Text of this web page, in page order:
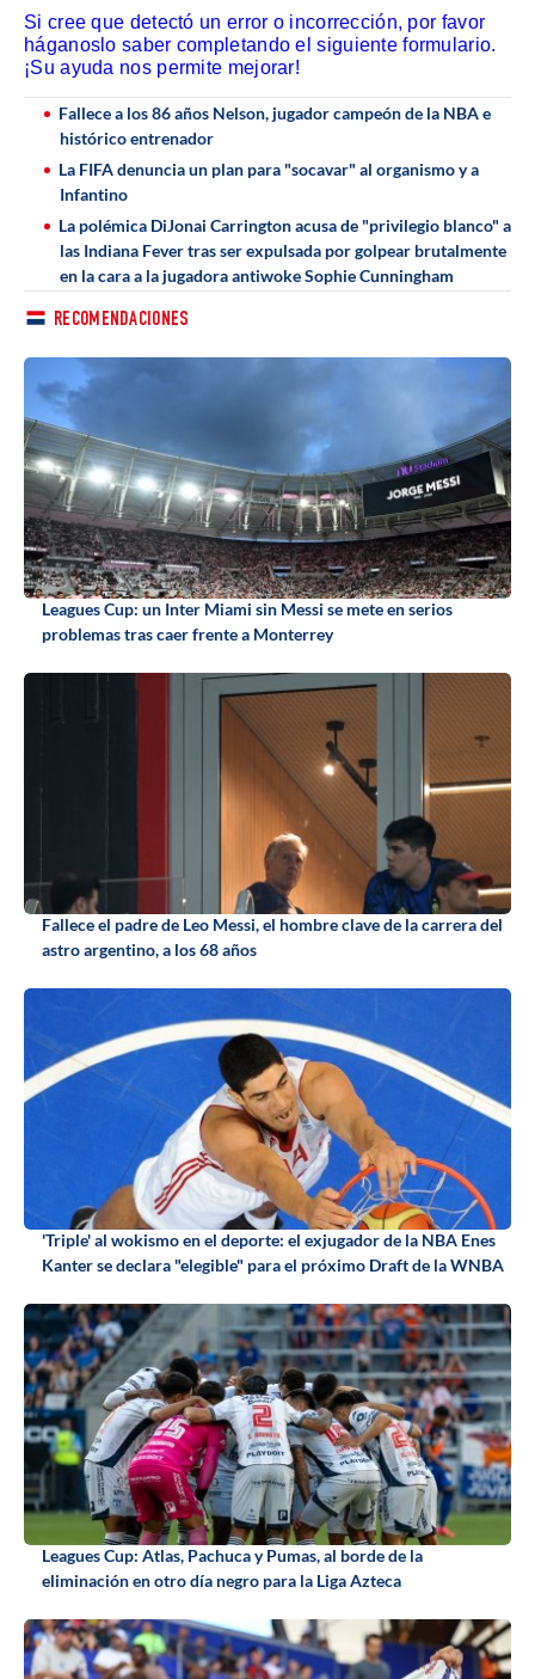
Si cree que detectó un error o incorrección, por favor
háganoslo saber completando el siguiente formulario.
¡Su ayuda nos permite mejorar!
Fallece a los 86 años Nelson, jugador campeón de la NBA e
histórico entrenador
La FIFA denuncia un plan para "socavar" al organismo y a
Infantino
La polémica DiJonai Carrington acusa de "privilegio blanco" a
las Indiana Fever tras ser expulsada por golpear brutalmente
en la cara a la jugadora antiwoke Sophie Cunningham
RECOMENDACIONES
Leagues Cup: un Inter Miami sin Messi se mete en serios
problemas tras caer frente a Monterrey
Fallece el padre de Leo Messi, el hombre clave de la carrera del
astro argentino, a los 68 años
'Triple' al wokismo en el deporte: el exjugador de la NBA Enes
Kanter se declara "elegible" para el próximo Draft de la WNBA
Leagues Cup: Atlas, Pachuca y Pumas, al borde de la
eliminación en otro día negro para la Liga Azteca